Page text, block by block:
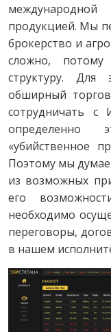
международной
продукцией. Мы
брокерство и
сложно,
структуру.
обширный
сотрудничать с
«убийственное
Поэтому мы
из возможных
его
необходимо
переговоры,
в нашем